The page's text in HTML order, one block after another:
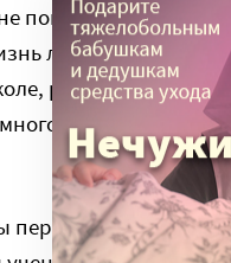
поначалу было
любила музыку и
руководила
гастролей,
на дачу,